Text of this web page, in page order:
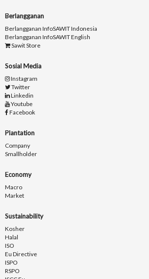
Berlangganan
Berlangganan InfoSAWIT Indonesia
Berlangganan InfoSAWIT English
Sawit Store
Sosial Media
Instagram
Twitter
Linkedin
Youtube
Facebook
Plantation
Company
Smallholder
Economy
Macro
Market
Sustainability
Kosher
Halal
ISO
Eu Directive
ISPO
RSPO